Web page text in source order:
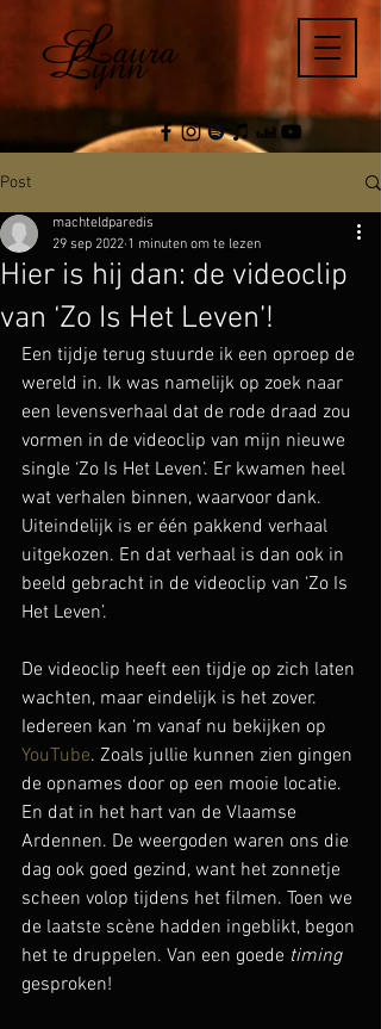
Post
Hier is hij dan: de videoclip
van ‘Zo Is Het Leven’!
machteldparedis
29 sep 2022 1 minuten om te lezen
Een tijdje terug stuurde ik een oproep de
wereld in. Ik was namelijk op zoek naar
een levensverhaal dat de rode draad zou
vormen in de videoclip van mijn nieuwe
single ‘Zo Is Het Leven’. Er kwamen heel
wat verhalen binnen, waarvoor dank.
Uiteindelijk is er één pakkend verhaal
uitgekozen. En dat verhaal is dan ook in
beeld gebracht in de videoclip van ‘Zo Is
Het Leven’.
De videoclip heeft een tijdje op zich laten
wachten, maar eindelijk is het zover.
Iedereen kan ‘m vanaf nu bekijken op
YouTube. Zoals jullie kunnen zien gingen
de opnames door op een mooie locatie.
En dat in het hart van de Vlaamse
Ardennen. De weergoden waren ons die
dag ook goed gezind, want het zonnetje
scheen volop tijdens het filmen. Toen we
de laatste scène hadden ingeblikt, begon
het te druppelen. Van een goede timing
gesproken!